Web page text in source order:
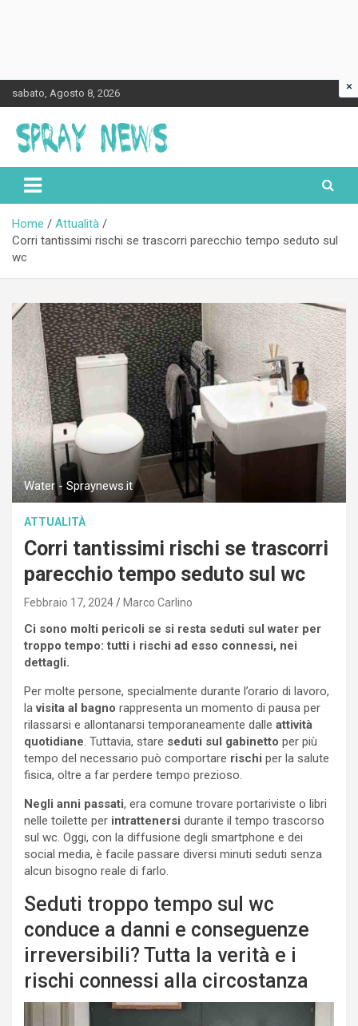
to
content
sabato, Agosto 8, 2026
Spraynews.it
Home
Attualità
Corri tantissimi rischi se trascorri parecchio tempo seduto sul
wc
Water - Spraynews.it
ATTUALITÀ
Corri tantissimi rischi se trascorri
parecchio tempo seduto sul wc
Febbraio 17, 2024 Marco Carlino
Ci sono molti pericoli se si resta seduti sul water per
troppo tempo: tutti i rischi ad esso connessi, nei
dettagli.
Per molte persone, specialmente durante l’orario di lavoro,
lavisita al bagno rappresenta un momento di pausa per
rilassarsi e allontanarsi temporaneamente dalle attività
quotidiane. Tuttavia, stare seduti sul gabinetto per più
tempo del necessario può comportare rischi per la salute
fisica, oltre a far perdere tempo prezioso.
Negli anni passati, era comune trovare portariviste o libri
nelle toilette per intrattenersi durante il tempo trascorso
sul wc. Oggi, con la diffusione degli smartphone e dei
social media, è facile passare diversi minuti seduti senza
alcun bisogno reale di farlo.
Seduti troppo tempo sul wc
conduce a danni e conseguenze
irreversibili? Tutta la verità e i
rischi connessi alla circostanza
×